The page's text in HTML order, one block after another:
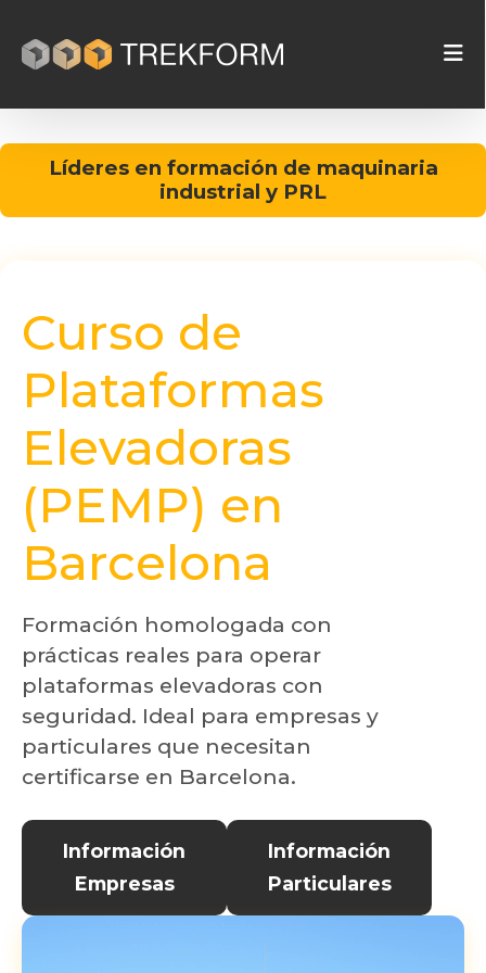
Líderes en formación de maquinaria
industrial y PRL
Curso de
Plataformas
Elevadoras
(PEMP) en
Barcelona
Formación homologada con
prácticas reales para operar
plataformas elevadoras con
seguridad. Ideal para empresas y
particulares que necesitan
certificarse en Barcelona.
Información
Empresas
Información
Particulares